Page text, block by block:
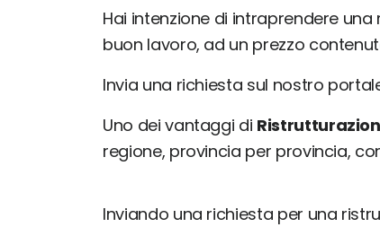
Hai intenzione di intraprendere
buon lavoro, ad un prezzo
Invia una richiesta sul nostro
Uno dei vantaggi di
regione, provincia per provincia,
Inviando una richiesta per una